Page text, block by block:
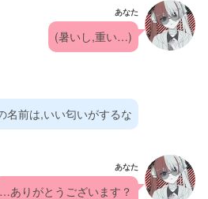
あなた
(暑いし,重い…)
名前は,いい匂いがするな
あなた
…ありがとうございます？